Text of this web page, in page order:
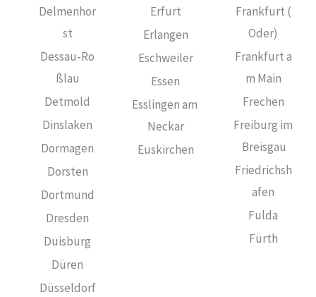
Delmenhor
st
Dessau‑Ro
ßlau
Detmold
Dinslaken
Dormagen
Dorsten
Dortmund
Dresden
Duisburg
Düren
Düsseldorf
Erfurt
Erlangen
Eschweiler
Essen
Esslingen am
Neckar
Euskirchen
Frankfurt (
Oder)
Frankfurt a
m Main
Frechen
Freiburg im
Breisgau
Friedrichsh
afen
Fulda
Fürth